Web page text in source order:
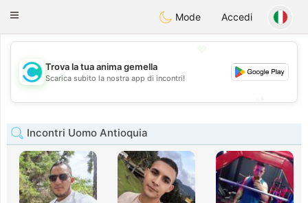
olombiaCitas
Toggle
Mode Accedi
💖
💕
Trova la tua anima gemella
Scarica subito la nostra app di incontri!
Incontri Uomo Antioquia